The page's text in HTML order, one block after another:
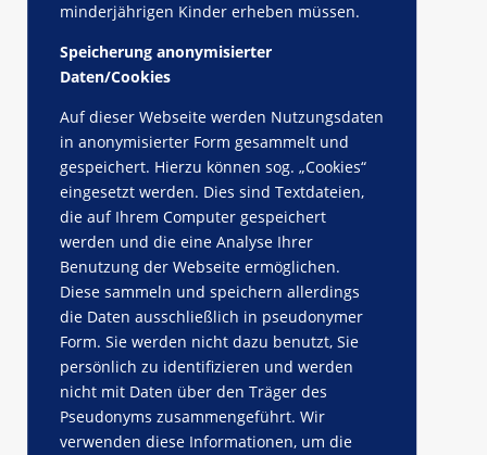
minderjährigen Kinder erheben müssen.
Speicherung anonymisierter
Daten/Cookies
Auf dieser Webseite werden Nutzungsdaten
in anonymisierter Form gesammelt und
gespeichert. Hierzu können sog. „Cookies“
eingesetzt werden. Dies sind Textdateien,
die auf Ihrem Computer gespeichert
werden und die eine Analyse Ihrer
Benutzung der Webseite ermöglichen.
Diese sammeln und speichern allerdings
die Daten ausschließlich in pseudonymer
Form. Sie werden nicht dazu benutzt, Sie
persönlich zu identifizieren und werden
nicht mit Daten über den Träger des
Pseudonyms zusammengeführt. Wir
verwenden diese Informationen, um die